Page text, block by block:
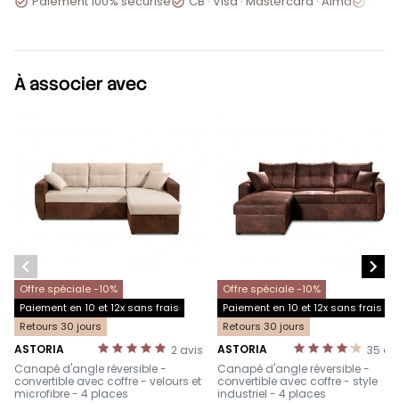
À associer avec
Offre spéciale -10%
Paiement en 10 et 12x sans frais
Retours 30 jours
2 avis
ASTORIA
-
Canapé d'angle réversible -
convertible avec coffre - velours et
microfibre - 4 places
Offre spéciale -10%
Paiement en 10 et 12x sans frais
Retours 30 jours
35
ASTORIA
-
Canapé d'angle réversible -
convertible avec coffre - style
industriel - 4 places
 